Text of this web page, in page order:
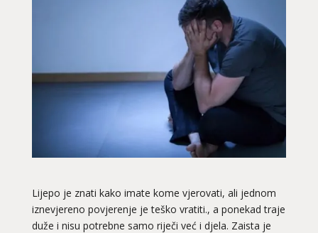
Lijepo je znati kako imate kome vjerovati, ali jednom
iznevjereno povjerenje je teško vratiti., a ponekad traje
duže i nisu potrebne samo riječi već i djela. Zaista je